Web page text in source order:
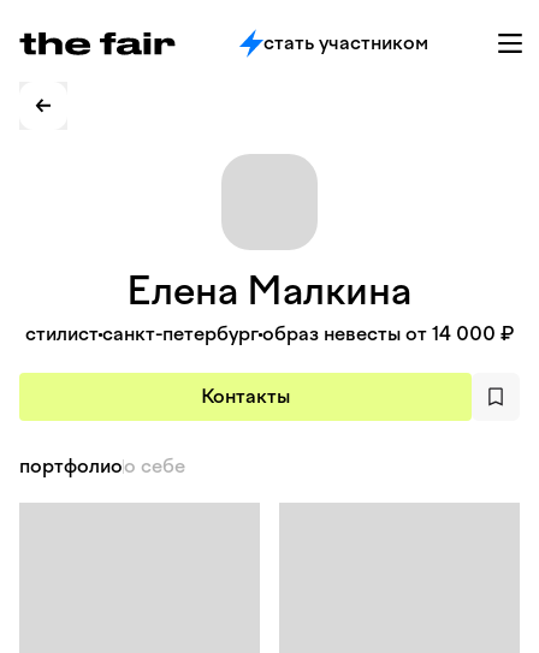
стать участником
Елена Малкина
стилистсанкт-петербургобраз невесты от 14 000 ₽
Контакты
портфолиоо себе